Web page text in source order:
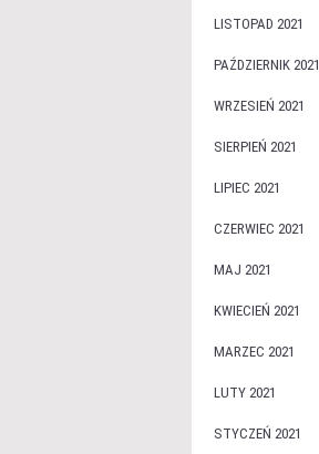
LISTOPAD 2021
PAŹDZIERNIK 2021
WRZESIEŃ 2021
SIERPIEŃ 2021
LIPIEC 2021
CZERWIEC 2021
MAJ 2021
KWIECIEŃ 2021
MARZEC 2021
LUTY 2021
STYCZEŃ 2021